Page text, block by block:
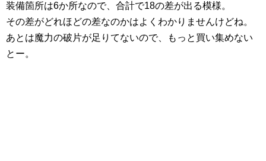
装備箇所は6か所なので、合計で18の差が出る模様。
その差がどれほどの差なのかはよくわかりませんけどね。
あとは魔力の破片が足りてないので、もっと買い集めない
とー。